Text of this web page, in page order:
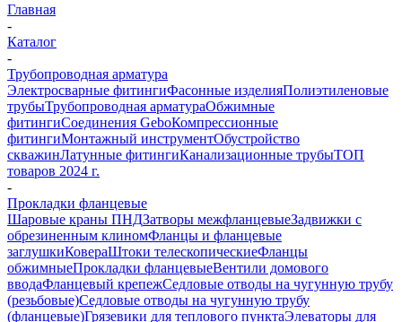
Главная
-
Каталог
-
Трубопроводная арматура
Электросварные фитингиФасонные изделияПолиэтиленовые
трубыТрубопроводная арматураОбжимные
фитингиСоединения GeboКомпрессионные
фитингиМонтажный инструментОбустройство
скважинЛатунные фитингиКанализационные трубыТОП
товаров 2024 г.
-
Прокладки фланцевые
Шаровые краны ПНДЗатворы межфланцевыеЗадвижки с
обрезиненным клиномФланцы и фланцевые
заглушкиКовераШтоки телескопическиеФланцы
обжимныеПрокладки фланцевыеВентили домового
вводаФланцевый крепежСедловые отводы на чугунную трубу
(резьбовые)Седловые отводы на чугунную трубу
(фланцевые)Грязевики для теплового пунктаЭлеваторы для